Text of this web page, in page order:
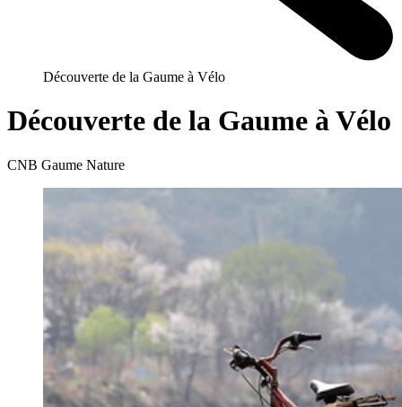
Découverte de la Gaume à Vélo
Découverte de la Gaume à Vélo
CNB Gaume Nature